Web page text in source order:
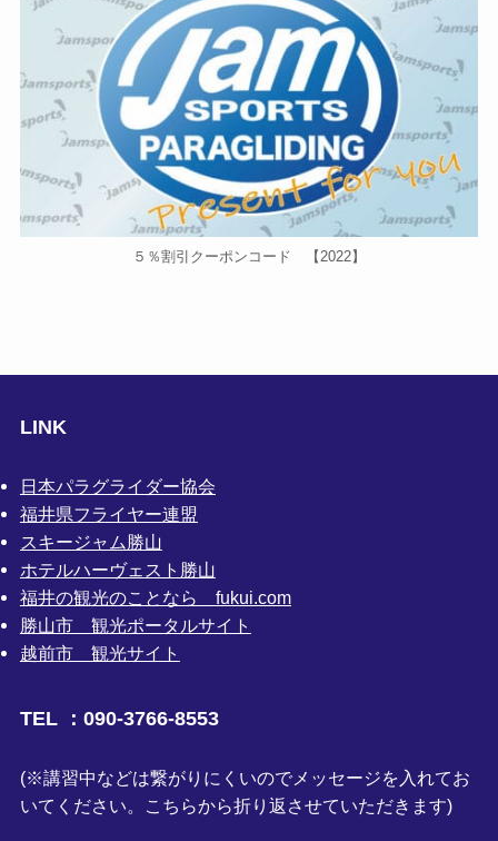
５％割引クーポンコード 【2022】
LINK
日本パラグライダー協会
福井県フライヤー連盟
スキージャム勝山
ホテルハーヴェスト勝山
福井の観光のことなら fukui.com
勝山市 観光ポータルサイト
越前市 観光サイト
TEL ：090-3766-8553
(※講習中などは繋がりにくいのでメッセージを入れてお
いてください。こちらから折り返させていただきます)